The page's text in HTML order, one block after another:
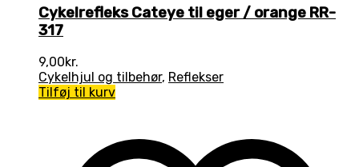
Cykelrefleks Cateye til eger / orange RR-
317
9,00kr.
Cykelhjul og tilbehør, Reflekser
Tilføj til kurv